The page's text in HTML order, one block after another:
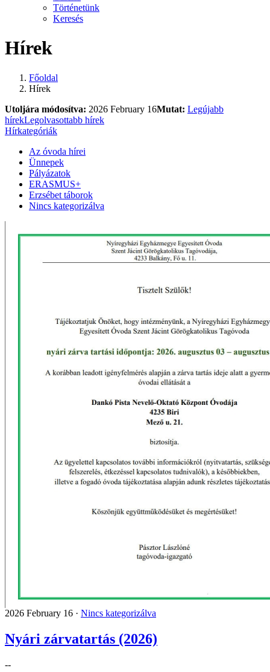
Történetünk
Keresés
Hírek
Főoldal
Hírek
Utoljára módosítva: 2026 February 16Mutat: Legújabb
hírekLegolvasottabb hírek
Hírkategóriák
Az óvoda hírei
Ünnepek
Pályázatok
ERASMUS+
Erzsébet táborok
Nincs kategorizálva
2026 February 16 · Nincs kategorizálva
Nyári zárvatartás (2026)
--